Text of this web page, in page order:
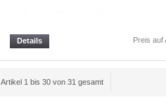
Preis auf
Details
Artikel 1 bis 30 von 31 gesamt